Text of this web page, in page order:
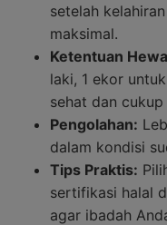
setelah
maksimal.
Ketentuan
laki, 1 ekor
sehat dan
Pengolahan:
dalam kondisi
Tips Praktis:
sertifikasi halal
agar ibadah